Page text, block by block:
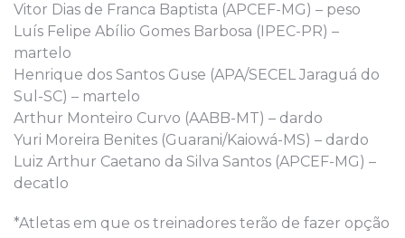
Vitor Dias de Franca Baptista (APCEF-MG) – peso
Luís Felipe Abílio Gomes Barbosa (IPEC-PR) –
martelo
Henrique dos Santos Guse (APA/SECEL Jaraguá do
Sul-SC) – martelo
Arthur Monteiro Curvo (AABB-MT) – dardo
Yuri Moreira Benites (Guarani/Kaiowá-MS) – dardo
Luiz Arthur Caetano da Silva Santos (APCEF-MG) –
decatlo
*Atletas em que os treinadores terão de fazer opção